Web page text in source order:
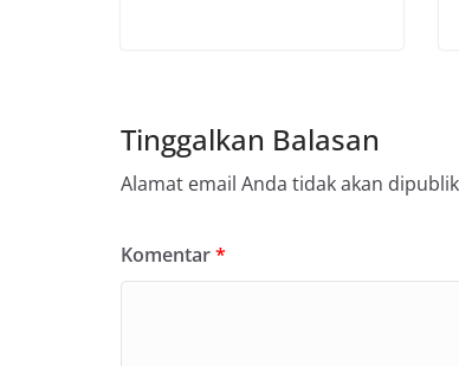
Tinggalkan Balasan
Alamat email Anda tidak akan
Komentar*